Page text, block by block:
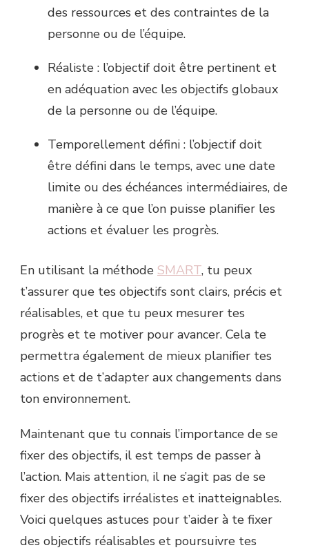
des ressources et des contraintes de la
personne ou de l’équipe.
Réaliste : l’objectif doit être pertinent et
en adéquation avec les objectifs globaux
de la personne ou de l’équipe.
Temporellement défini : l’objectif doit
être défini dans le temps, avec une date
limite ou des échéances intermédiaires, de
manière à ce que l’on puisse planifier les
actions et évaluer les progrès.
En utilisant la méthode SMART, tu peux
t’assurer que tes objectifs sont clairs, précis et
réalisables, et que tu peux mesurer tes
progrès et te motiver pour avancer. Cela te
permettra également de mieux planifier tes
actions et de t’adapter aux changements dans
ton environnement.
Maintenant que tu connais l’importance de se
fixer des objectifs, il est temps de passer à
l’action. Mais attention, il ne s’agit pas de se
fixer des objectifs irréalistes et inatteignables.
Voici quelques astuces pour t’aider à te fixer
des objectifs réalisables et poursuivre tes